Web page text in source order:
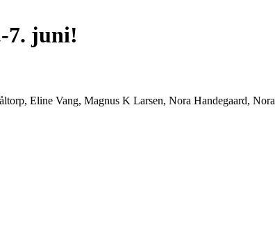
7. juni!
Eline Vang, Magnus K Larsen, Nora Handegaard, Nora